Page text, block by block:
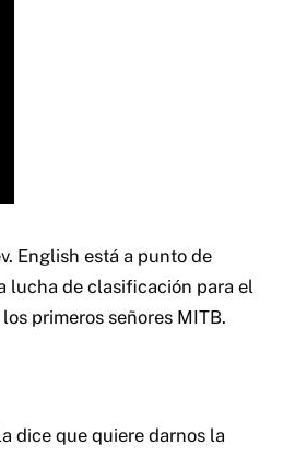
English está a punto de
lucha de clasificación para el
primeros señores MITB.
dice que quiere darnos la